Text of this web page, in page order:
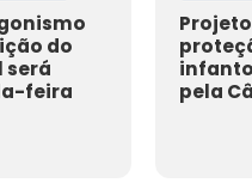
do
será
feira
pela